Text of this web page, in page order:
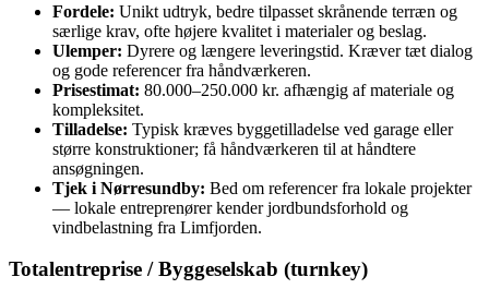
Fordele: Unikt udtryk, bedre tilpasset skrånende terræn og
særlige krav, ofte højere kvalitet i materialer og beslag.
Ulemper: Dyrere og længere leveringstid. Kræver tæt dialog
og gode referencer fra håndværkeren.
Prisestimat: 80.000–250.000 kr. afhængig af materiale og
kompleksitet.
Tilladelse: Typisk kræves byggetilladelse ved garage eller
større konstruktioner; få håndværkeren til at håndtere
ansøgningen.
Tjek i Nørresundby: Bed om referencer fra lokale projekter
— lokale entreprenører kender jordbundsforhold og
vindbelastning fra Limfjorden.
Totalentreprise / Byggeselskab (turnkey)